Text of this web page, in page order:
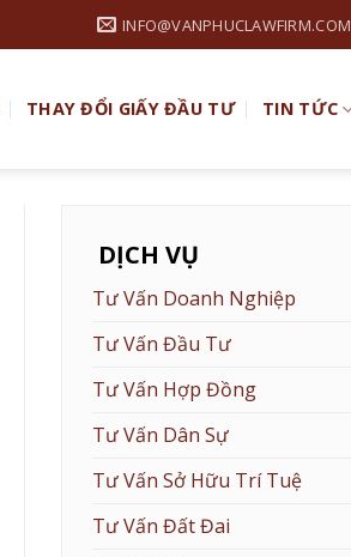
INFO@VANPHUCLAWFIRM.COM
THAY ĐỔI GIẤY ĐẦU TƯ TIN TỨC
DỊCH VỤ
Tư Vấn Doanh Nghiệp
Tư Vấn Đầu Tư
Tư Vấn Hợp Đồng
Tư Vấn Dân Sự
Tư Vấn Sở Hữu Trí Tuệ
Tư Vấn Đất Đai